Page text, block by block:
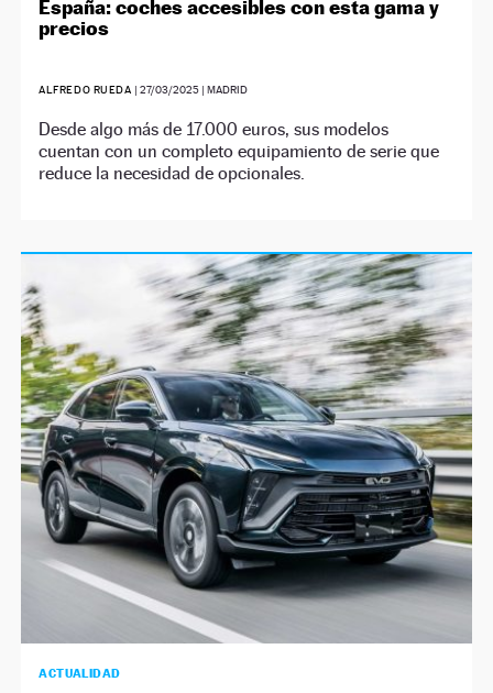
España: coches accesibles con esta gama y
precios
ALFREDO RUEDA |27/03/2025 | MADRID
Desde algo más de 17.000 euros, sus modelos
cuentan con un completo equipamiento de serie que
reduce la necesidad de opcionales.
ACTUALIDAD